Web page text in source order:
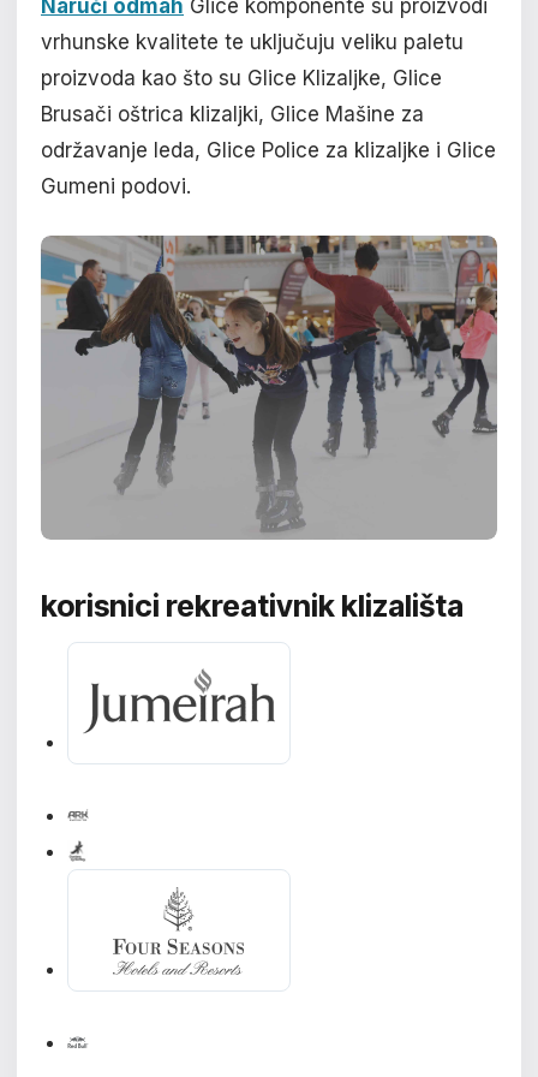
Naruči odmah Glice komponente su proizvodi
vrhunske kvalitete te uključuju veliku paletu
proizvoda kao što su Glice Klizaljke, Glice
Brusači oštrica klizaljki, Glice Mašine za
održavanje leda, Glice Police za klizaljke i Glice
Gumeni podovi.
korisnici rekreativnik klizališta